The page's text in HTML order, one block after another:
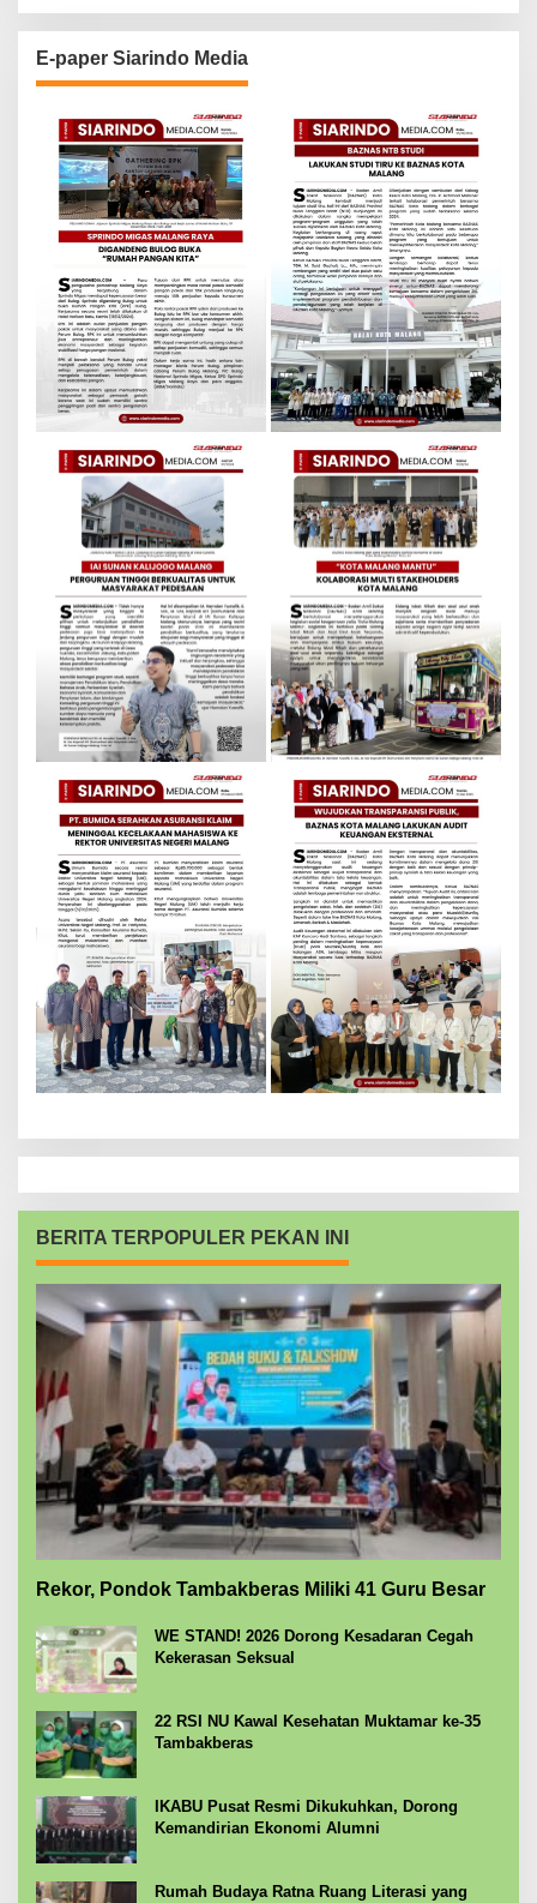
E-paper Siarindo Media
BERITA TERPOPULER PEKAN INI
Rekor, Pondok Tambakberas Miliki 41 Guru Besar
WE STAND! 2026 Dorong Kesadaran Cegah
Kekerasan Seksual
22 RSI NU Kawal Kesehatan Muktamar ke-35
Tambakberas
IKABU Pusat Resmi Dikukuhkan, Dorong
Kemandirian Ekonomi Alumni
Rumah Budaya Ratna Ruang Literasi yang